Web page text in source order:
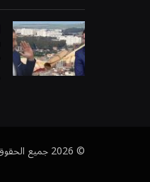
© 2026 جميع الحقوق محفوظة. للتواصل: